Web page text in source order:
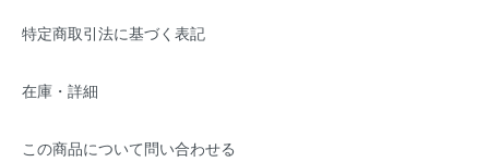
特定商取引法に基づく表記
在庫・詳細
この商品について問い合わせる